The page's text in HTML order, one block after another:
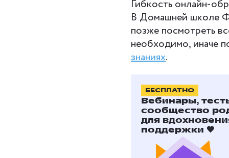
Гибкость онлайн-
В Домашней школе
позже посмотреть
необходимо, иначе
знаниях.
БЕСПЛАТНО
Вебинары,
сообщество
для
поддержки 🧡
Чем
Учёба во время
«Фоксфорде» —
ученики всегда